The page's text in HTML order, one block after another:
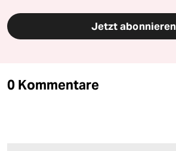
Jetzt abonnieren
0 Kommentare